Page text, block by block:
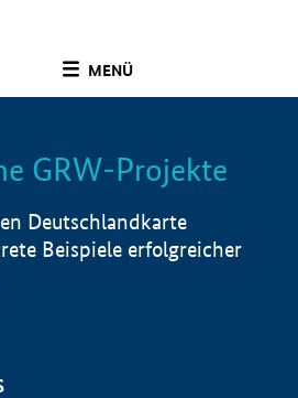
MENÜ
Info
GRW-Projekte
Deutschlandkarte
Beispiele erfolgreicher